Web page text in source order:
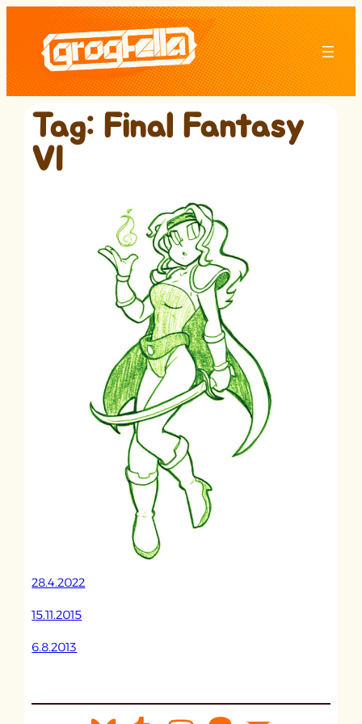
content
Tag: Final Fantasy
VI
28.4.2022
15.11.2015
6.8.2013